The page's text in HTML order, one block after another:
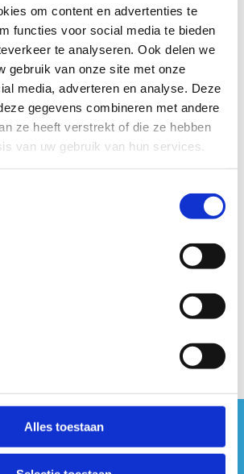
om content en advertenties te
functies voor social media te bieden
te analyseren. Ook delen we
gebruik van onze site met onze
media, adverteren en analyse. Deze
gegevens combineren met andere
ze heeft verstrekt of die ze hebben
van uw gebruik van hun services.
Alles toestaan
uitdagender je carrièrekeuzes
met studie, opleiding of
wordt. Daarom is ons aanbod
begeleiding intensiever
van het hoogste niveau.